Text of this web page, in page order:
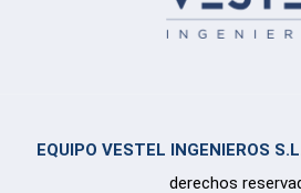
EQUIPO VESTEL INGENIEROS
derechos